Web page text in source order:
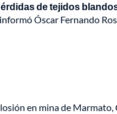
de tejidos
Óscar Fernando
en mina de Marmato,